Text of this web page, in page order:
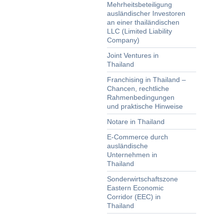
Mehrheitsbeteiligung
ausländischer Investoren
an einer thailändischen
LLC (Limited Liability
Company)
Joint Ventures in
Thailand
Franchising in Thailand –
Chancen, rechtliche
Rahmenbedingungen
und praktische Hinweise
Notare in Thailand
E-Commerce durch
ausländische
Unternehmen in
Thailand
Sonderwirtschaftszone
Eastern Economic
Corridor (EEC) in
Thailand